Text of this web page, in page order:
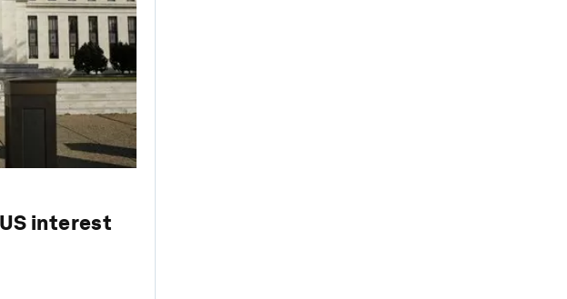
interest